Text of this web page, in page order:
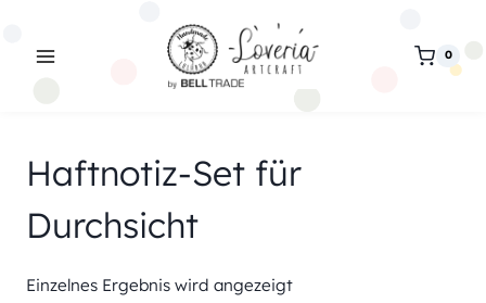
0
Haftnotiz-Set für
Durchsicht
Einzelnes Ergebnis wird angezeigt